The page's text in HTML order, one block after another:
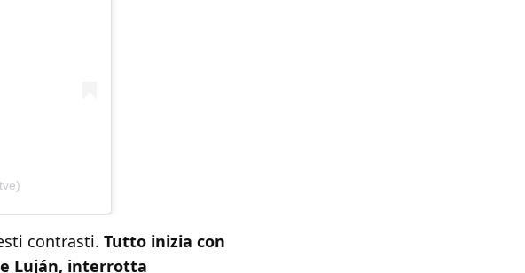
contrasti. Tutto inizia con
Luján, interrotta